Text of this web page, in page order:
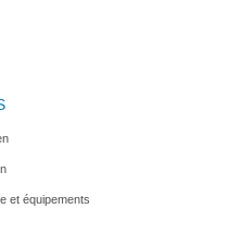
et équipements